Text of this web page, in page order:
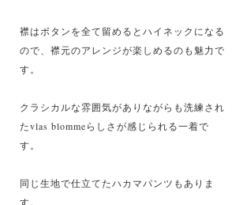
襟はボタンを全て留めるとハイネックになる
ので、襟元のアレンジが楽しめるのも魅力で
す。
クラシカルな雰囲気がありながらも洗練され
たvlas blommeらしさが感じられる一着で
す。
同じ生地で仕立てたハカマパンツもありま
す。